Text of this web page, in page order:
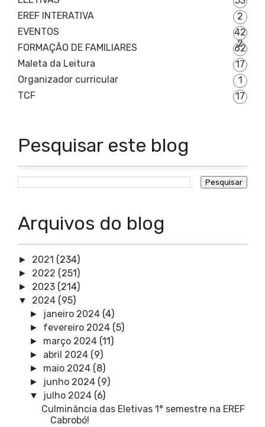
EREF INTERATIVA
2
EVENTOS
42
2
FORMAÇÃO DE FAMILIARES
62
Maleta da Leitura
17
Organizador curricular
1
TCF
17
Pesquisar este blog
Arquivos do blog
► 2021 (234)
► 2022 (251)
► 2023 (214)
▼ 2024 (95)
► janeiro 2024 (4)
► fevereiro 2024 (5)
► março 2024 (11)
► abril 2024 (9)
► maio 2024 (8)
► junho 2024 (9)
▼ julho 2024 (6)
Culminância das Eletivas 1° semestre na EREF
Cabrobó!